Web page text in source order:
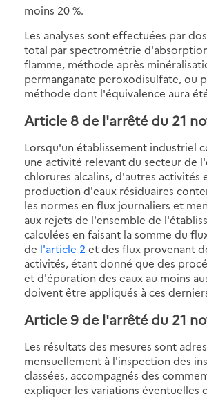
moins 20 %.
Les analyses sont effectuées par
total par spectrométrie
flamme, méthode après
permanganate peroxodisulfate, ou
méthode dont l'équivalence aura
Article 8 de l'arrêté du 21
Lorsqu'un établissement industriel
une activité relevant du secteur de
chlorures alcalins, d'autres activités
production d'eaux résiduaires
les normes en flux journaliers et
aux rejets de l'ensemble de
calculées en faisant la somme du
de l'article 2 et des flux provenant
activités, étant donné que des
et d'épuration des eaux au moins
doivent être appliqués à ces
Article 9 de l'arrêté du 21
Les résultats des mesures sont
mensuellement à l'inspection des
classées, accompagnés des
expliquer les variations éventuelles